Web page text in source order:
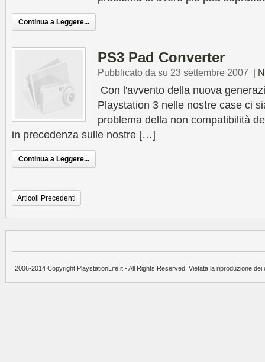
Continua a Leggere...
PS3 Pad Converter
Pubblicato da su 23 settembre 2007 |
Con l'avvento della nuova
Playstation 3 nelle nostre case ci
problema della non compatibilità
in precedenza sulle nostre […]
Continua a Leggere...
Articoli Precedenti
2006-2014 Copyright PlaystationLife.it - All Rights Reserved. Vietata la riproduzione dei